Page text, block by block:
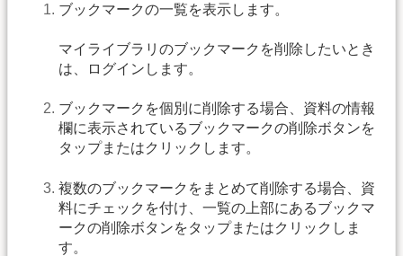
ブックマークの一覧を表示します。
マイライブラリのブックマークを削除したいとき
は、ログインします。
ブックマークを個別に削除する場合、資料の情報
欄に表示されているブックマークの削除ボタンを
タップまたはクリックします。
複数のブックマークをまとめて削除する場合、資
料にチェックを付け、一覧の上部にあるブックマ
ークの削除ボタンをタップまたはクリックしま
す。